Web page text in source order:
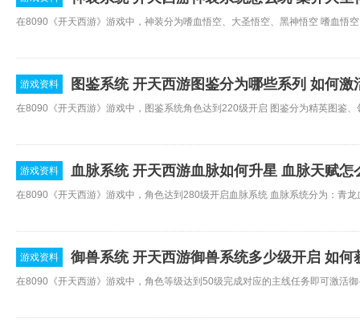
游戏资料 图鉴系统 开天西游图鉴分为哪些系列 如何激
游戏资料 血脉系统 开天西游血脉如何升星 血脉天赋怎
游戏资料 御兽系统 开天西游御兽系统多少级开启 如何